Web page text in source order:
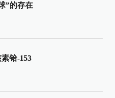
”的存在
铪-153